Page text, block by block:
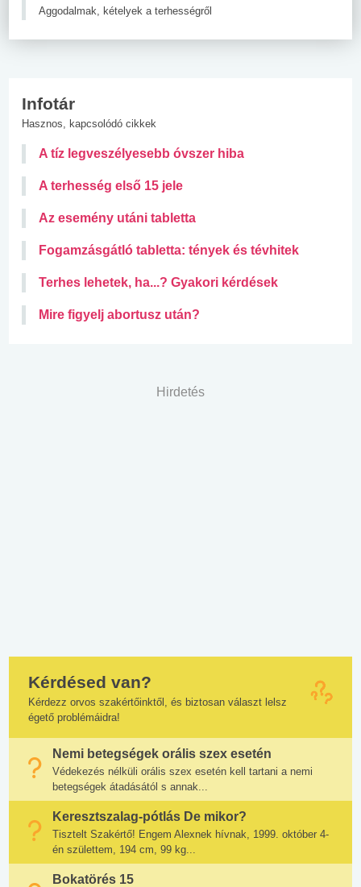
Aggodalmak, kételyek a terhességről
Infotár
Hasznos, kapcsolódó cikkek
A tíz legveszélyesebb óvszer hiba
A terhesség első 15 jele
Az esemény utáni tabletta
Fogamzásgátló tabletta: tények és tévhitek
Terhes lehetek, ha...? Gyakori kérdések
Mire figyelj abortusz után?
Hirdetés
Kérdésed van?
Kérdezz orvos szakértőinktől, és biztosan választ lelsz
égető problémáidra!
Nemi betegségek orális szex esetén
Védekezés nélküli orális szex esetén kell tartani a nemi
betegségek átadásától s annak...
Keresztszalag-pótlás De mikor?
Tisztelt Szakértő! Engem Alexnek hívnak, 1999. október 4-
én születtem, 194 cm, 99 kg...
Bokatörés 15